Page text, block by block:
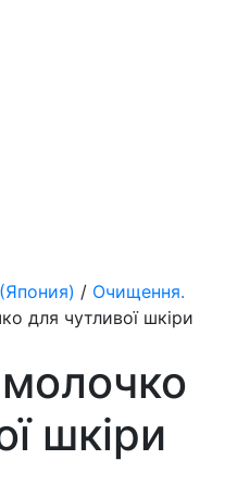
/ Очищення.
для чутливої шкіри
шкіри